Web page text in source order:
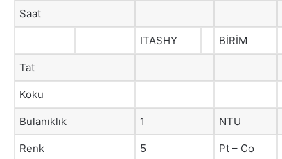
Saat
ITASHY BİRİM
Tat
Koku
Bulanıklık 1 NTU
Renk 5 Pt – Co